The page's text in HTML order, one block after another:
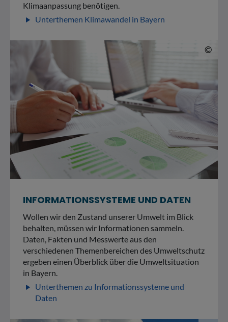
Klimaanpassung benötigen.
play_arrow Unterthemen Klimawandel in Bayern
©
INFORMATIONSSYSTEME UND DATEN
Wollen wir den Zustand unserer Umwelt im Blick
behalten, müssen wir Informationen sammeln.
Daten, Fakten und Messwerte aus den
verschiedenen Themenbereichen des Umweltschutz
ergeben einen Überblick über die Umweltsituation
in Bayern.
play_arrow
Unterthemen zu Informationssysteme und
Daten